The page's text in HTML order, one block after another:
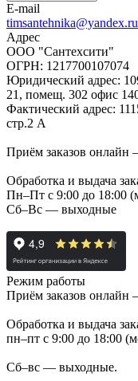
E-mail
timsantehnika@yandex.ru
Адрес
ООО "Сантехсити"
ОГРН: 1217700107074
Юридический адрес:
21, помещ. 302 офис
Фактический адрес:
стр.2 А
Приём заказов онлайн
Обработка и выдача
Пн–Пт с 9:00 до 18:00
Сб–Вс — выходные
Режим работы
Приём заказов онлайн
Обработка и выдача
пн–пт с 9:00 до 18:00
Сб–вс — выходные.